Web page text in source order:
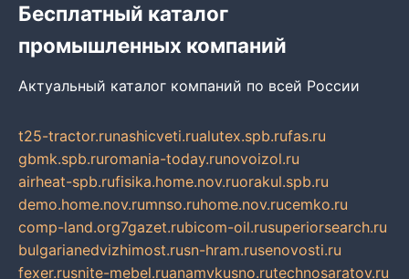
Бесплатный каталог
промышленных компаний
Актуальный каталог компаний по всей России
t25-tractor.runashicveti.rualutex.spb.rufas.ru
gbmk.spb.ruromania-today.runovoizol.ru
airheat-spb.rufisika.home.nov.ruorakul.spb.ru
demo.home.nov.rumnso.ruhome.nov.rucemko.ru
comp-land.org7gazet.rubicom-oil.rusuperiorsearch.ru
bulgarianedvizhimost.rusn-hram.rusenovosti.ru
fexer.rusnite-mebel.ruanamvkusno.rutechnosaratov.ru